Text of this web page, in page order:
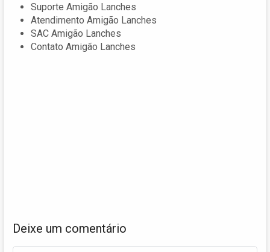
Suporte Amigão Lanches
Atendimento Amigão Lanches
SAC Amigão Lanches
Contato Amigão Lanches
Deixe um comentário